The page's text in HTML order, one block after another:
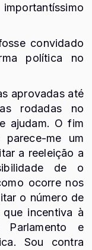
convidado
política no
aprovadas até
rodadas no
ajudam. O fim
me um
a reeleição a
de o
ocorre nos
o número de
incentiva à
e
Sou contra